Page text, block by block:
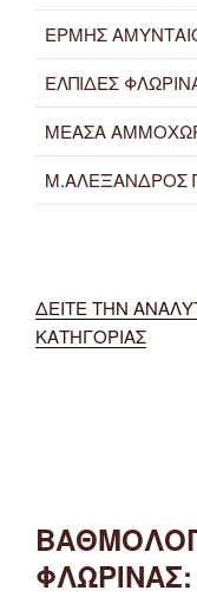
ΕΡΜΗΣ
ΕΛΠΙΔΕΣ
ΜΕΑΣΑ
Μ.ΑΛΕΞΑΝΔΡΟΣ
ΔΕΙΤΕ ΤΗΝ
ΚΑΤΗΓΟΡΙΑΣ
ΦΛΩΡΙΝΑΣ: